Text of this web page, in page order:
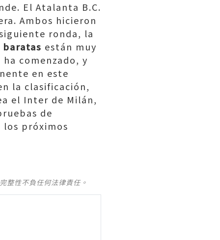
El Atalanta B.C.
Ambos hicieron
ronda, la
están muy
comenzado, y
en este
la clasificación,
el Inter de Milán,
de
los próximos
整性不負任何法律責任。